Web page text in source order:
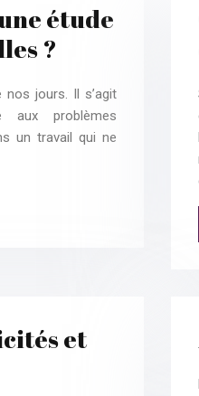
étude
?
jours. Il s’agit
problèmes
un travail qui ne
et